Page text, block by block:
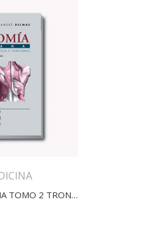
ANATOMÍA HUMANA TOMO 2 TRONCO